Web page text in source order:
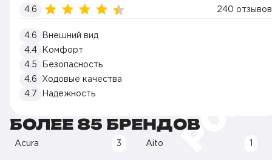
4.6
240 отзывов
4.6
Внешний вид
4.4
Комфорт
4.5
Безопасность
4.6
Ходовые качества
4.7
Надежность
БОЛЕЕ 85 БРЕНДОВ
Acura 3 Aito